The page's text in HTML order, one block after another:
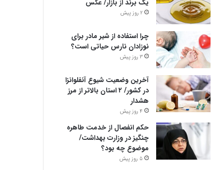
یک برند از بازار/ عکس
2 روز پیش
چرا استفاده از شیر مادر برای
نوزادان نارس حیاتی است؟
3 روز پیش
آخرین وضعیت شیوع آنفلوانزا
در کشور/ ۲ استان بالاتر از مرز
هشدار
4 روز پیش
حکم انفصال از خدمت طاهره
چنگیز در وزارت بهداشت/
موضوع چه بود؟
5 روز پیش